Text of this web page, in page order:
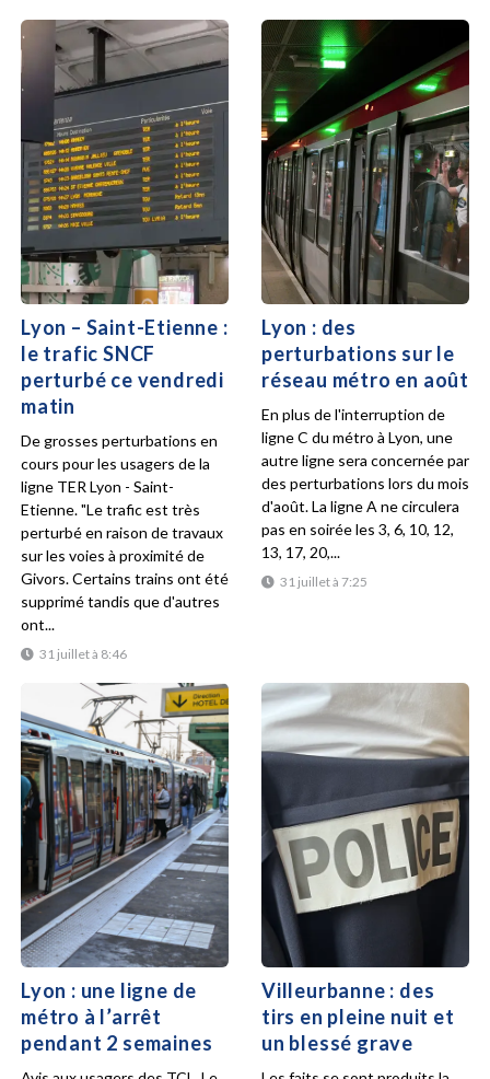
Lyon – Saint-Etienne :
le trafic SNCF
perturbé ce vendredi
matin
31 juillet à 8:46
De grosses perturbations en
cours pour les usagers de la
ligne TER Lyon - Saint-
Etienne. "Le trafic est très
perturbé en raison de travaux
sur les voies à proximité de
Givors. Certains trains ont été
supprimé tandis que d'autres
ont...
Lyon : des
perturbations sur le
réseau métro en août
31 juillet à 7:25
En plus de l'interruption de
ligne C du métro à Lyon, une
autre ligne sera concernée par
des perturbations lors du mois
d'août. La ligne A ne circulera
pas en soirée les 3, 6, 10, 12,
13, 17, 20,...
Lyon : une ligne de
métro à l’arrêt
pendant 2 semaines
Villeurbanne : des
tirs en pleine nuit et
un blessé grave